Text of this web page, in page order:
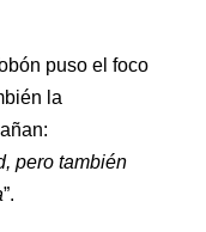
puso el foco
la
pero también
”.